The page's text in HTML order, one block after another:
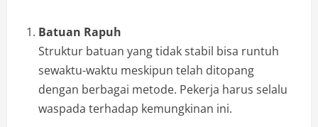
Batuan Rapuh
Struktur batuan yang tidak stabil bisa runtuh
sewaktu-waktu meskipun telah ditopang
dengan berbagai metode. Pekerja harus selalu
waspada terhadap kemungkinan ini.